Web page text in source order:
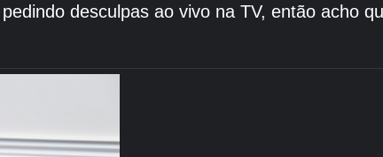
desculpas ao vivo na TV, então acho